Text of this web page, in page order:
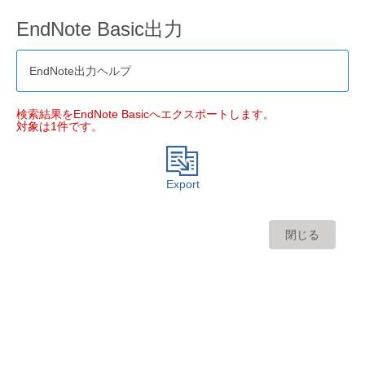
EndNote Basic出力
EndNote出力ヘルプ
検索結果をEndNote Basicへエクスポートします。
対象は1件です。
Export